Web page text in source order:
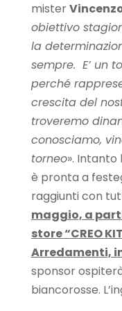
mister
obiettivo
la
sempre. E’ un
perché
crescita del
troveremo
conosciamo,
torneo». Intanto
è pronta a
raggiunti con
maggio, a
store “CREO
Arredamenti,
sponsor
biancorosse.